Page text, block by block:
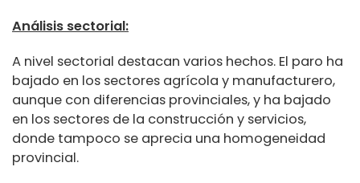
Análisis sectorial:
A nivel sectorial destacan varios hechos. El paro ha
bajado en los sectores agrícola y manufacturero,
aunque con diferencias provinciales, y ha bajado
en los sectores de la construcción y servicios,
donde tampoco se aprecia una homogeneidad
provincial.